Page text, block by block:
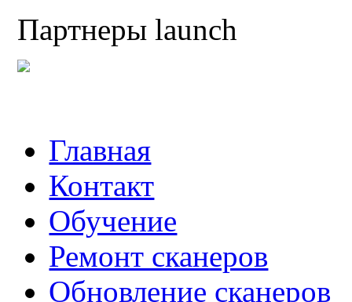
Партнеры launch
Главная
Контакт
Обучение
Ремонт сканеров
Обновление сканеров